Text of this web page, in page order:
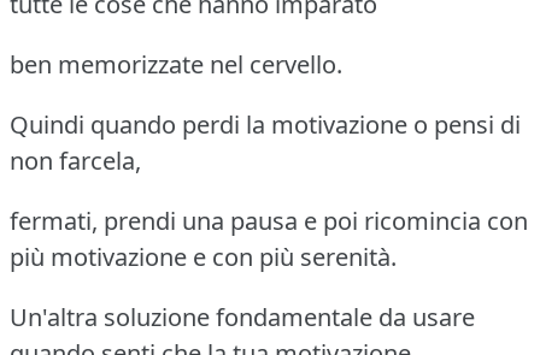
ben memorizzate nel cervello.
Quindi quando perdi la motivazione o pensi di
non farcela,
fermati, prendi una pausa e poi ricomincia con
più motivazione e con più serenità.
Un'altra soluzione fondamentale da usare